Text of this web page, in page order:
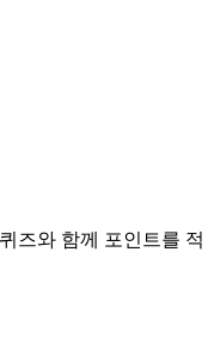
즈와 함께 포인트를 적